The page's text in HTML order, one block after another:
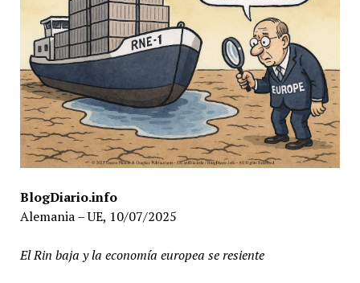
BlogDiario.info
Alemania – UE, 10/07/2025
El Rin baja y la economía europea se resiente